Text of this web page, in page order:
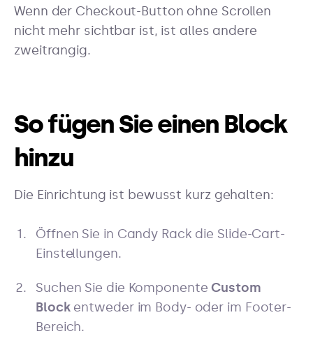
Wenn der Checkout-Button ohne Scrollen
nicht mehr sichtbar ist, ist alles andere
zweitrangig.
So fügen Sie einen Block
hinzu
Die Einrichtung ist bewusst kurz gehalten:
Öffnen Sie in Candy Rack die Slide-Cart-
Einstellungen.
Suchen Sie die KomponenteCustom
Blockentweder im Body- oder im Footer-
Bereich.